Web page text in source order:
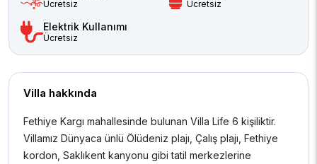
Ücretsiz Ücretsiz
Elektrik Kullanımı
Ücretsiz
Villa hakkında
Fethiye Kargı mahallesinde bulunan Villa Life 6 kişiliktir.
Villamız Dünyaca ünlü Ölüdeniz plajı, Çalış plajı, Fethiye
kordon, Saklıkent kanyonu gibi tatil merkezlerine